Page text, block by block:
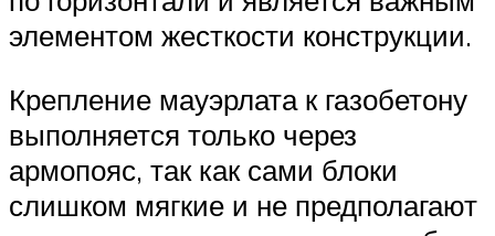
элементом жесткости конструкции.
Крепление мауэрлата к газобетону
выполняется только через
армопояс, так как сами блоки
слишком мягкие и не предполагают